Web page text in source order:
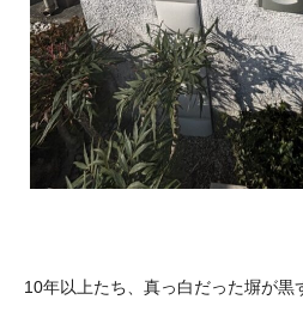
10年以上たち、真っ白だった塀が黒